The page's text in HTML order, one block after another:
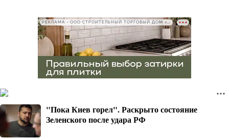
РЕКЛАМА • ООО СТРОИТЕЛЬНЫЙ ТОРГОВЫЙ ДОМ «ПЕТРОВИЧ», ИНН 7802348846
"Пока Киев горел". Раскрыто состояние
Зеленского после удара РФ